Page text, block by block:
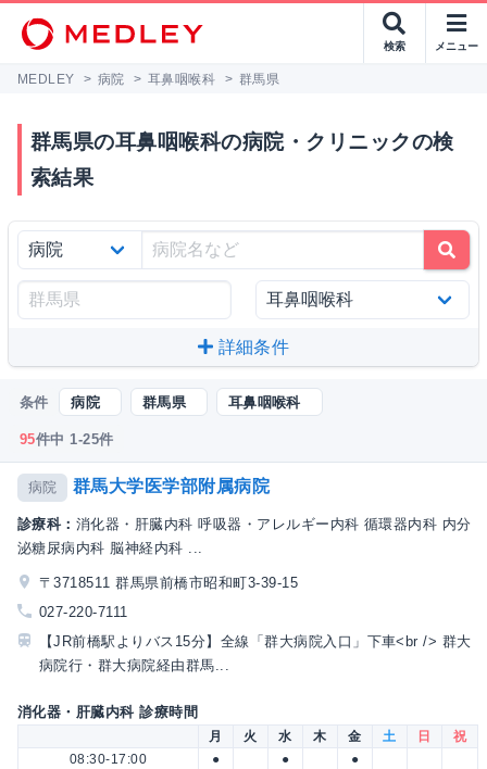
検索 メニュー
MEDLEY > 病院 > 耳鼻咽喉科 > 群馬県
群馬県の耳鼻咽喉科の病院・クリニックの検
索結果
詳細条件
条件 病院 群馬県 耳鼻咽喉科
95件中 1-25件
病院 群馬大学医学部附属病院
診療科： 消化器・肝臓内科 呼吸器・アレルギー内科 循環器内科 内分
泌糖尿病内科 脳神経内科 ...
〒3718511 群馬県前橋市昭和町3-39-15
027-220-7111
【JR前橋駅よりバス15分】全線「群大病院入口」下車<br /> 群大
病院行・群大病院経由群馬...
消化器・肝臓内科 診療時間
月 火 水 木 金 土 日
祝
08:30-17:00
● ● ●